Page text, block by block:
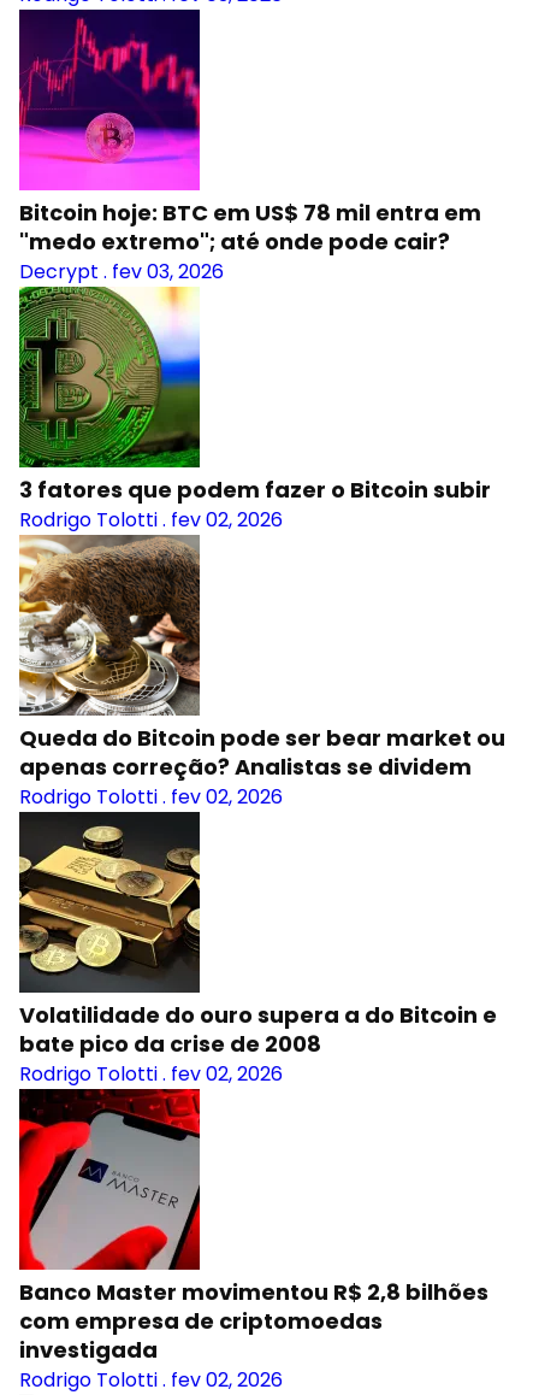
Bitcoin hoje: BTC em US$ 78 mil entra em
"medo extremo"; até onde pode cair?
Decrypt . fev 03, 2026
3 fatores que podem fazer o Bitcoin subir
Rodrigo Tolotti. fev 02, 2026
Queda do Bitcoin pode ser bear market ou
apenas correção? Analistas se dividem
Rodrigo Tolotti. fev 02, 2026
Volatilidade do ouro supera a do Bitcoin e
bate pico da crise de 2008
Rodrigo Tolotti. fev 02, 2026
Banco Master movimentou R$ 2,8 bilhões
com empresa de criptomoedas
investigada
Rodrigo Tolotti. fev 02, 2026